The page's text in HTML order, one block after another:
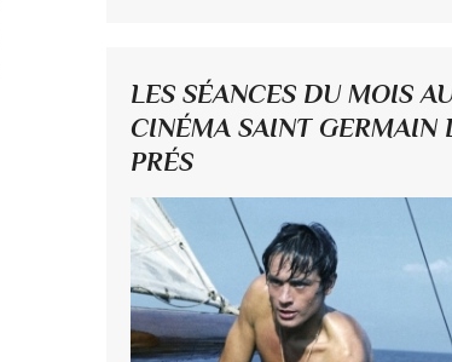
LES SÉANCES DU MOIS
CINÉMA SAINT GERMAIN
PRÉS